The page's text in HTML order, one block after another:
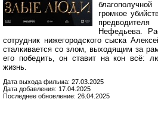
громкое
предводителя
Нефедьева.
сотрудник нижегородского сыска
сталкивается со злом, выходящим за
его победить, он ставит на кон всё:
жизнь.
Дата выхода фильма: 27.03.2025
Дата добавления: 17.04.2025
Последнее обновление: 26.04.2025